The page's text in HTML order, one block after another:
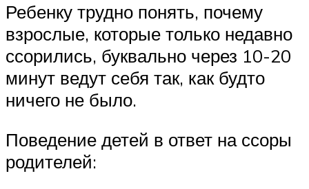
Ребенку трудно понять, почему
взрослые, которые только недавно
ссорились, буквально через 10-20
минут ведут себя так, как будто
ничего не было.
Поведение детей в ответ на ссоры
родителей: